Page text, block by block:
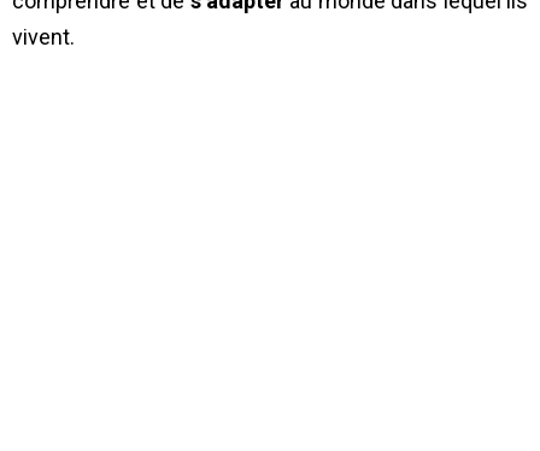
vivent.